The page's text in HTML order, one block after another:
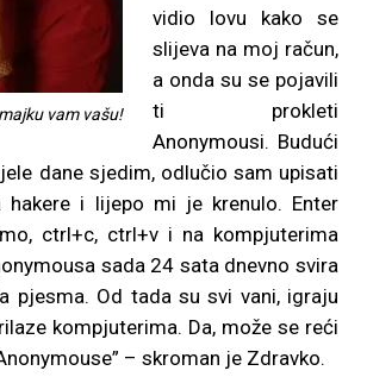
vam vašu!
vidio lovu kako se
slijeva na moj račun,
a onda su se pojavili
ti prokleti
Anonymousi. Budući
dane sjedim, odlučio sam upisati
hakere i lijepo mi je krenulo. Enter
ctrl+c, ctrl+v i na kompjuterima
sada 24 sata dnevno svira
pjesma. Od tada su svi vani, igraju
kompjuterima. Da, može se reći
– skroman je Zdravko.